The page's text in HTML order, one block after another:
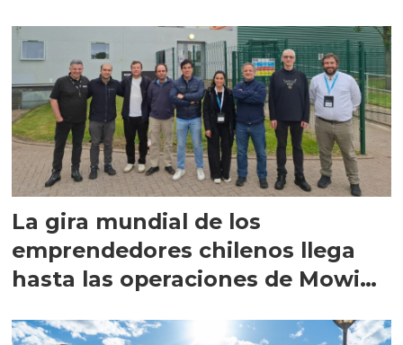
La gira mundial de los
emprendedores chilenos llega
hasta las operaciones de Mowi